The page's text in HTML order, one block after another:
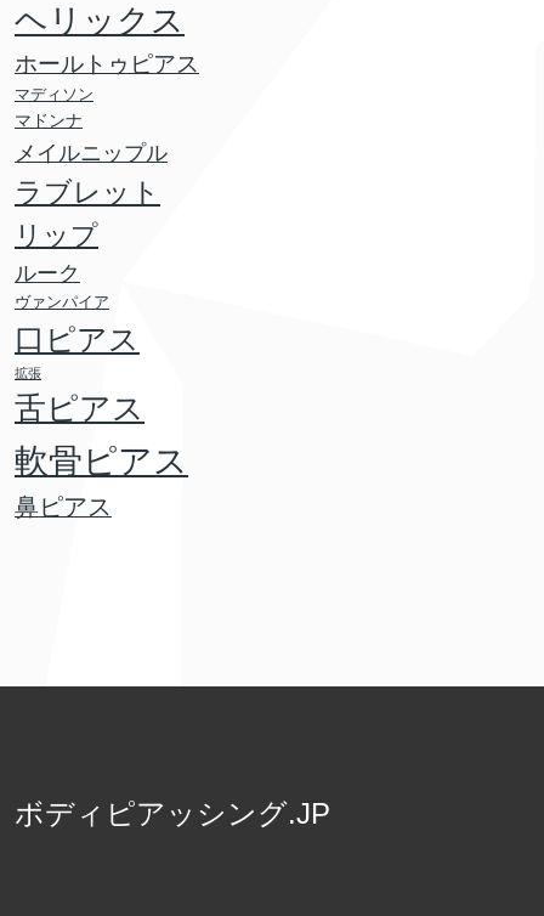
ヘリックス
ホールトゥピアス
マディソン
マドンナ
メイルニップル
ラブレット
リップ
ルーク
ヴァンパイア
口ピアス
拡張
舌ピアス
軟骨ピアス
鼻ピアス
ボディピアッシング.JP